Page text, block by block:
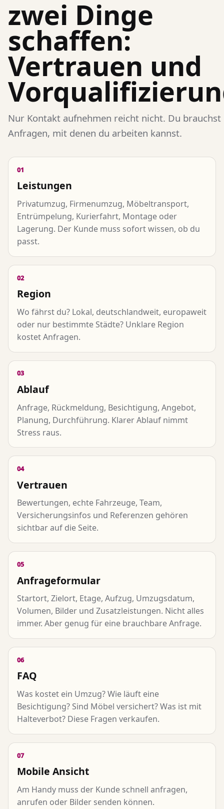
zwei Dinge
schaffen:
Vertrauen und
Nur Kontakt aufnehmen reicht nicht. Du brauchst
Anfragen, mit denen du arbeiten kannst.
01
Leistungen
Privatumzug, Firmenumzug, Möbeltransport,
Entrümpelung, Kurierfahrt, Montage oder
Lagerung. Der Kunde muss sofort wissen, ob du
passt.
02
Region
Wo fährst du? Lokal, deutschlandweit, europaweit
oder nur bestimmte Städte? Unklare Region
kostet Anfragen.
03
Ablauf
Anfrage, Rückmeldung, Besichtigung, Angebot,
Planung, Durchführung. Klarer Ablauf nimmt
Stress raus.
04
Vertrauen
Bewertungen, echte Fahrzeuge, Team,
Versicherungsinfos und Referenzen gehören
sichtbar auf die Seite.
05
Anfrageformular
Startort, Zielort, Etage, Aufzug, Umzugsdatum,
Volumen, Bilder und Zusatzleistungen. Nicht alles
immer. Aber genug für eine brauchbare Anfrage.
06
FAQ
Was kostet ein Umzug? Wie läuft eine
Besichtigung? Sind Möbel versichert? Was ist mit
Halteverbot? Diese Fragen verkaufen.
07
Mobile Ansicht
Am Handy muss der Kunde schnell anfragen,
anrufen oder Bilder senden können.